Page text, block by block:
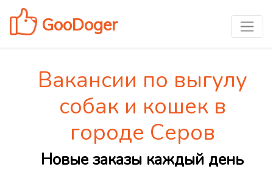
GooDoger
Вакансии по выгулу
собак и кошек в
городе Серов
Новые заказы каждый день